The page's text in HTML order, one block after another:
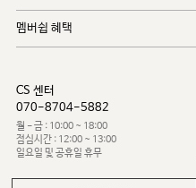
멤버쉽 혜택
CS 센터
070-8704-5882
월 - 금 : 10:00 ~ 18:00
점심시간 : 12:00 ~ 13:00
일요일 및 공휴일 휴무